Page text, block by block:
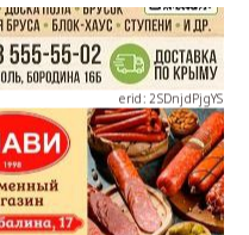
история Севастополя
erid: 2SDnjdPjgYS
erid: 2SDnjdvhGXG